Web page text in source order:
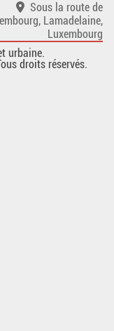
Sous la route de
Lamadelaine,
Luxembourg
urbaine.
droits réservés.